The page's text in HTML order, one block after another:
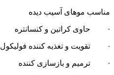
مناسب موهای آسیب دیده
· حاوی کراتین و کنسانتره
· تقویت و تغذیه کننده
· ترمیم و بازسازی کننده